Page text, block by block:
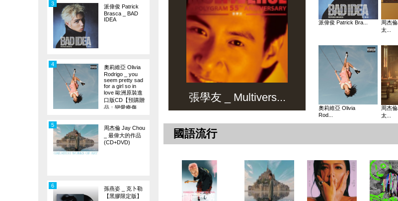
派偉俊 Patrick
Brasca _ BAD
IDEA
3
奧莉維亞 Olivia
Rodrigo _ you
seem pretty sad
for a girl so in
love 歐洲原裝進
口版CD【預購贈
品：戀愛療傷
4
周杰倫 Jay Chou
_ 最偉大的作品
(CD+DVD)
5
孫燕姿 _ 克卜勒
【黑膠限定版】
6
張學友 _ Multivers...
派偉俊 Patrick Bra...
周杰倫
太...
奧莉維亞 Olivia
Rod...
周杰倫
太...
國語流行